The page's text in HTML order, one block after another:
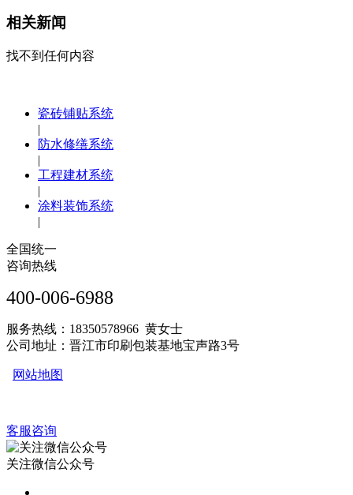
相关新闻
找不到任何内容
瓷砖铺贴系统
|
防水修缮系统
|
工程建材系统
|
涂料装饰系统
|
全国统一
咨询热线
400-006-6988
服务热线：18350578966 黄女士
公司地址：晋江市印刷包装基地宝声路3号
网站地图
客服咨询
关注微信公众号